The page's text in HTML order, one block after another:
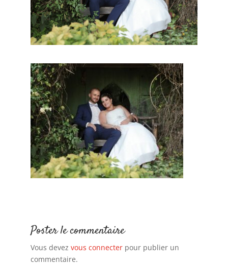
Poster le commentaire
Vous devez vous connecterpour publier un
commentaire.